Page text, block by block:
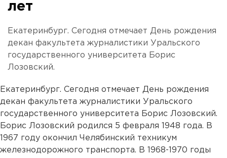
лет
Екатеринбург. Сегодня отмечает День рождения
декан факультета журналистики Уральского
государственного университета Борис
Лозовский.
Екатеринбург. Сегодня отмечает День рождения
декан факультета журналистики Уральского
государственного университета Борис Лозовский.
Борис Лозовский родился 5 февраля 1948 года. В
1967 году окончил Челябинский техникум
железнодорожного транспорта. В 1968-1970 годы